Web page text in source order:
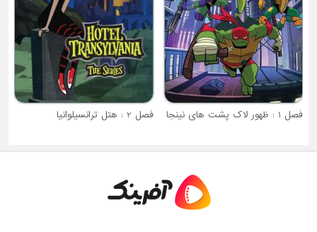
فصل 2 : هتل ترانسیلوانیا